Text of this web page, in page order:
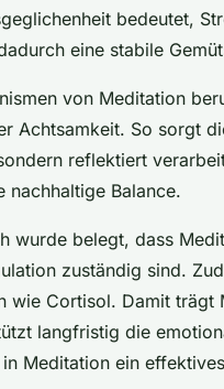
bedeutet,
eine stabile
von Meditation
Achtsamkeit. So sorgt
reflektiert
nachhaltige Balance.
wurde belegt, dass
zuständig sind.
wie Cortisol. Damit
langfristig die
Meditation ein